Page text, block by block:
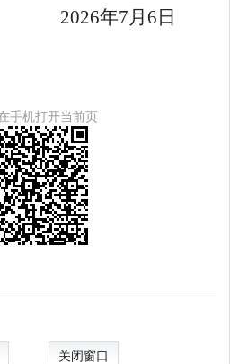
2026年7 月 6 日
手机打开当前页
关闭窗口